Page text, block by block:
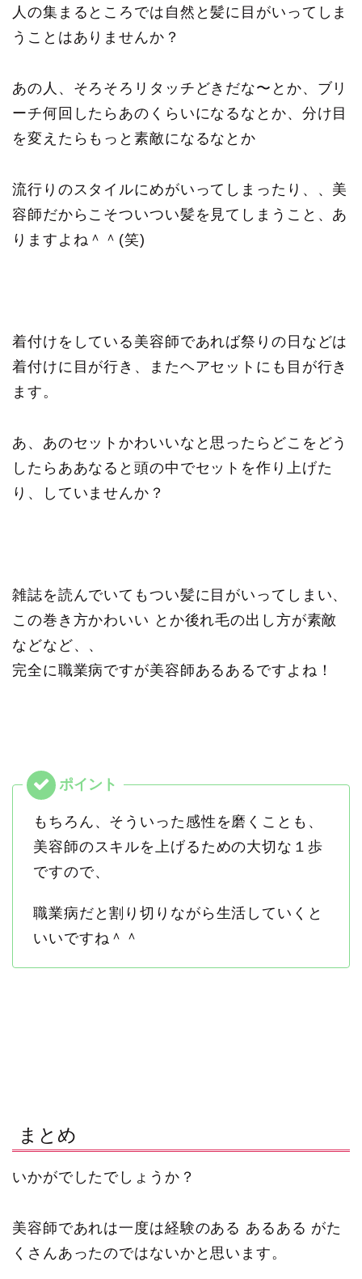
人の集まるところでは自然と髪に目がいってしま
うことはありませんか？
あの人、そろそろリタッチどきだな〜とか、ブリ
ーチ何回したらあのくらいになるなとか、分け目
を変えたらもっと素敵になるなとか
流行りのスタイルにめがいってしまったり、、美
容師だからこそついつい髪を見てしまうこと、あ
りますよね＾＾(笑)
着付けをしている美容師であれば祭りの日などは
着付けに目が行き、またヘアセットにも目が行き
ます。
あ、あのセットかわいいなと思ったらどこをどう
したらああなると頭の中でセットを作り上げた
り、していませんか？
雑誌を読んでいてもつい髪に目がいってしまい、
この巻き方かわいい とか後れ毛の出し方が素敵
などなど、、
完全に職業病ですが美容師あるあるですよね！
もちろん、そういった感性を磨くことも、
美容師のスキルを上げるための大切な１歩
ですので、
職業病だと割り切りながら生活していくと
いいですね＾＾
まとめ
いかがでしたでしょうか？
美容師であれは一度は経験のある あるある がた
くさんあったのではないかと思います。